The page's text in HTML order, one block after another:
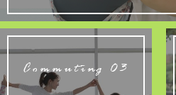
Commuting 03